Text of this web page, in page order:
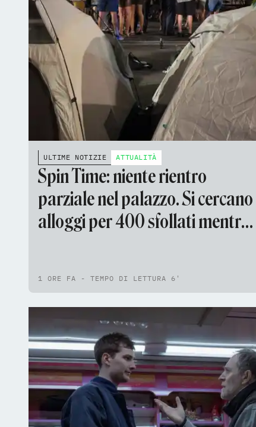
ULTIME NOTIZIE ATTUALITÀ
Spin Time: niente rientro
parziale nel palazzo. Si cercano
alloggi per 400 sfollati mentre
1 ORE FA - TEMPO DI LETTURA 6'